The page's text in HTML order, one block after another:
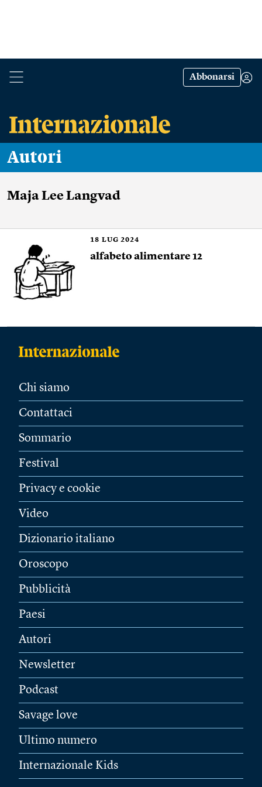
Abbonarsi
Autori
Maja Lee Langvad
18 LUG 2024
alfabeto alimentare 12
Chi siamo
Contattaci
Sommario
Festival
Privacy e cookie
Video
Dizionario italiano
Oroscopo
Pubblicità
Paesi
Autori
Newsletter
Podcast
Savage love
Ultimo numero
Internazionale Kids